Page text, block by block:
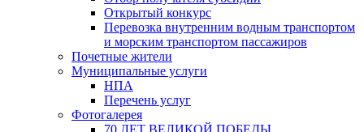
Открытый конкурс
Перевозка внутренним водным транспортом
и морским транспортом пассажиров
Почетные жители
Муниципальные услуги
НПА
Перечень услуг
Фотогалерея
70 ЛЕТ ВЕЛИКОЙ ПОБЕДЫ